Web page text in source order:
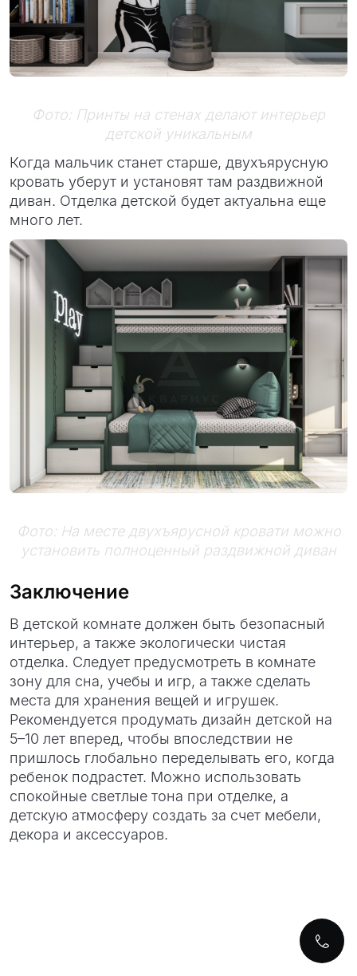
Фото: Принты на стенах делают интерьер
детской уникальным
Когда мальчик станет старше, двухъярусную
кровать уберут и установят там раздвижной
диван. Отделка детской будет актуальна еще
много лет.
Фото: На месте двухъярусной кровати можно
установить полноценный раздвижной диван
Заключение
В детской комнате должен быть безопасный
интерьер, а также экологически чистая
отделка. Следует предусмотреть в комнате
зону для сна, учебы и игр, а также сделать
места для хранения вещей и игрушек.
Рекомендуется продумать дизайн детской на
5–10 лет вперед, чтобы впоследствии не
пришлось глобально переделывать его, когда
ребенок подрастет. Можно использовать
спокойные светлые тона при отделке, а
детскую атмосферу создать за счет мебели,
декора и аксессуаров.